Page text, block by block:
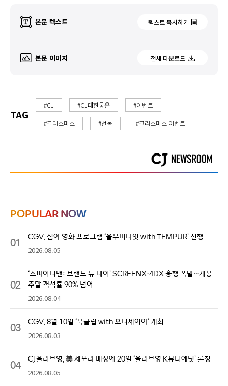
본문 텍스트 텍스트 복사하기
본문 이미지 전체 다운로드
TAG
#CJ #CJ대한통운 #이벤트
#크리스마스 #선물 #크리스마스 이벤트
POPULAR NOW
01 CGV, 심야 영화 프로그램 ‘올무비나잇 with TEMPUR’ 진행
2026.08.05
02
‘스파이더맨: 브랜드 뉴 데이’ SCREENX·4DX 흥행 폭발…개봉
주말 객석률 90% 넘어
2026.08.04
03 CGV, 8월 10일 ‘북클럽 with 오디세이아’ 개최
2026.08.03
04 CJ올리브영, 美 세포라 매장에 20일 ‘올리브영 K뷰티에딧’ 론칭
2026.08.05